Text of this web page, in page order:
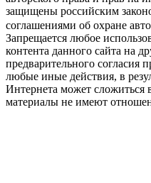
защищены российским
соглашениями об охране
Запрещается любое
контента данного сайта на
предварительного согласия
любые иные действия, в
Интернета может сложиться
материалы не имеют